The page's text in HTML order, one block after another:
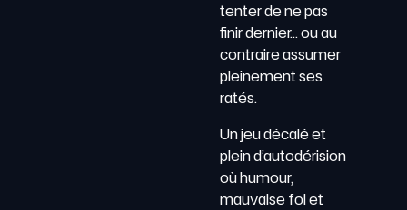
tenter de ne pas
finir dernier… ou au
contraire assumer
pleinement ses
ratés.
Un jeu décalé et
plein d’autodérision
où humour,
mauvaise foi et